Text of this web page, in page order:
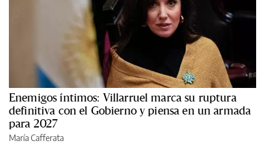
Enemigos íntimos: Villarruel marca su ruptura
definitiva con el Gobierno y piensa en un armada
para 2027
María Cafferata